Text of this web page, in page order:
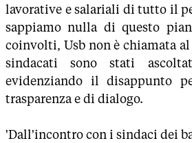
lavorative e salariali di tutto il
sappiamo nulla di questo
coinvolti, Usb non è chiamata
sindacati sono stati
evidenziando il disappunto
trasparenza e di dialogo.
'Dall'incontro con i sindaci dei